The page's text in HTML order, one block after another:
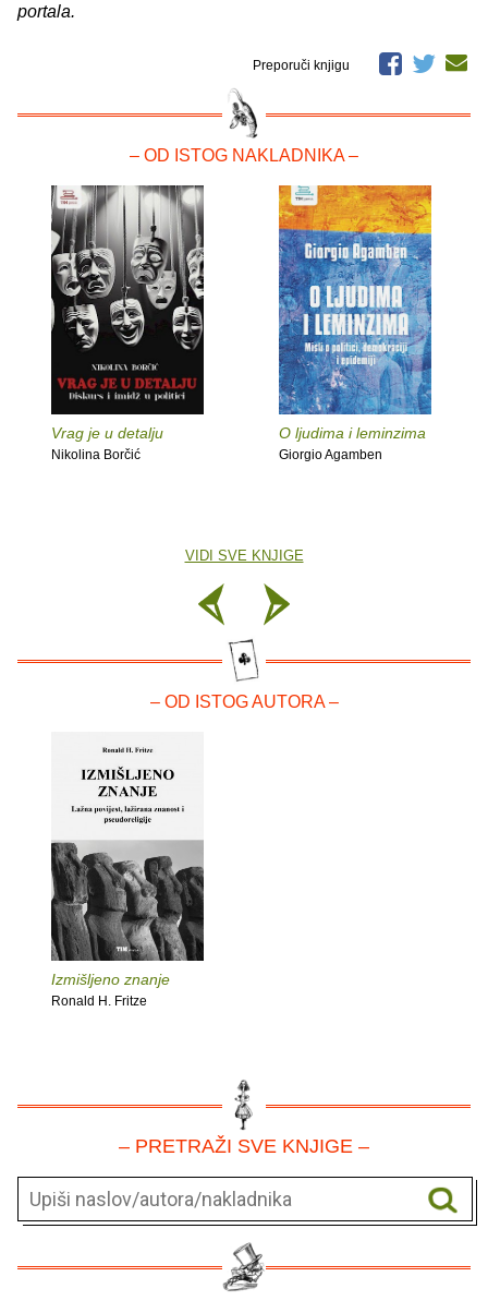
portala.
Preporuči knjigu
– OD ISTOG NAKLADNIKA –
Vrag je u detalju
Nikolina Borčić
O ljudima i leminzima
Giorgio Agamben
VIDI SVE KNJIGE
– OD ISTOG AUTORA –
Izmišljeno znanje
Ronald H. Fritze
– PRETRAŽI SVE KNJIGE –